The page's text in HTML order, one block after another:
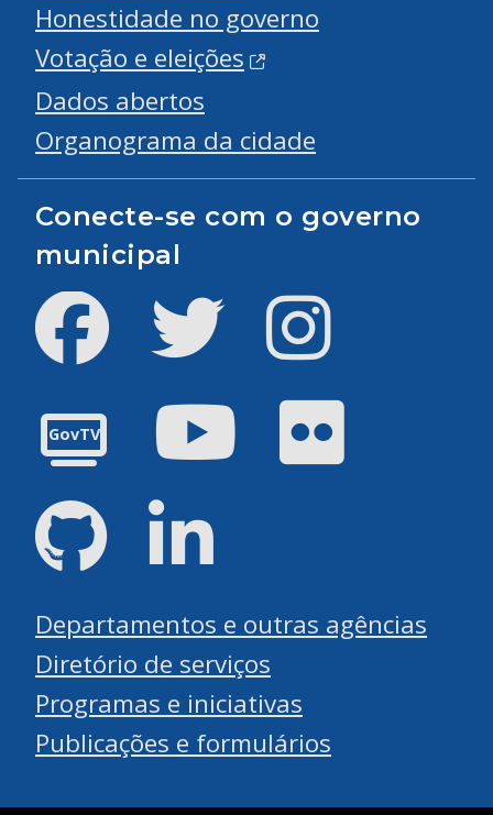
Honestidade no governo
Votação e eleições
Dados abertos
Organograma da cidade
Conecte-se com o governo
municipal
Facebook Twitter
GovTV
Youtube
GitHub
Departamentos e outras agências
Diretório de serviços
Programas e iniciativas
Publicações e formulários